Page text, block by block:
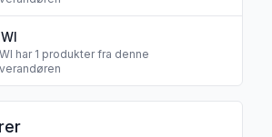
har 1 produkter fra denne
sine